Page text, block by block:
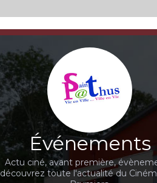
Événements
Actu ciné, avant première,
découvrez toute l'actualité du